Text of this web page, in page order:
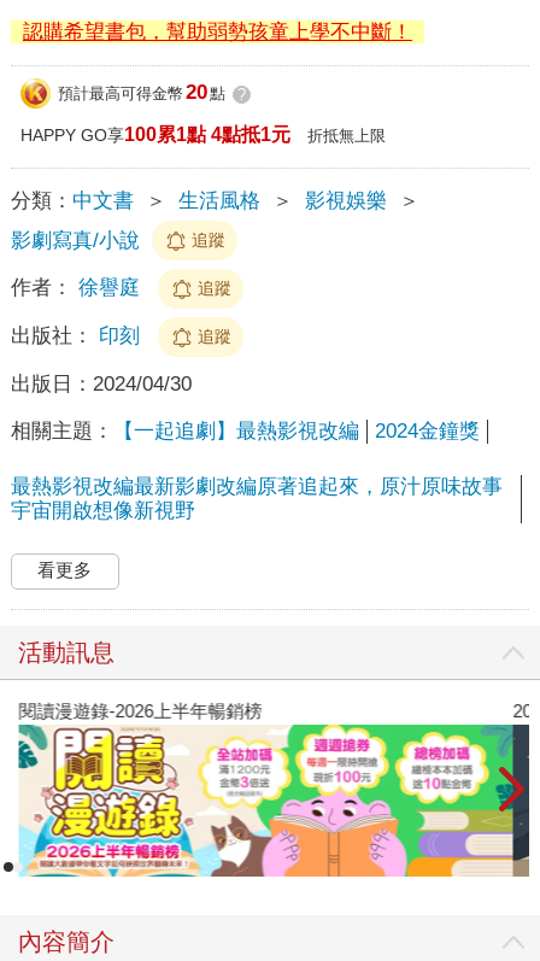
認購希望書包，幫助弱勢孩童上學不中斷！
預計最高可得金幣 20點 ?
HAPPY GO享100累1點 4點抵1元 折抵無上限
分類： 中文書 ＞ 生活風格 ＞ 影視娛樂
＞
影劇寫真/小說
追蹤
作者： 徐譽庭 追蹤
出版社： 印刻 追蹤
出版日： 2024/04/30
相關主題： 【一起追劇】最熱影視改編 2024金鐘獎
最熱影視改編最新影劇改編原著追起來，原汁原味故事
宇宙開啟想像新視野
看更多
活動訊息
閱讀漫遊錄-2026上半年暢銷榜
內容簡介